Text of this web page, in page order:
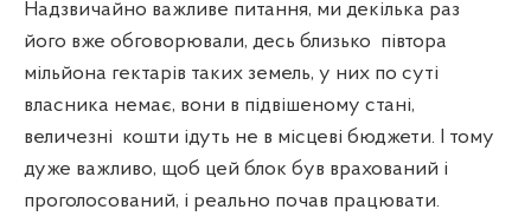
Надзвичайно важливе питання, ми декілька раз
його вже обговорювали, десь близько півтора
мільйона гектарів таких земель, у них по суті
власника немає, вони в підвішеному стані,
величезні кошти ідуть не в місцеві бюджети. І тому
дуже важливо, щоб цей блок був врахований і
проголосований, і реально почав працювати.